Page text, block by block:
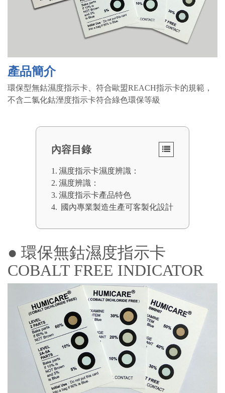
產品簡介
環保型無鈷濕度指示卡、符合歐盟REACH指示卡的規範，
不含二氯化鈷溼度指示卡符合綠色環保等級
內容目錄
濕度指示卡濕度辨識：
濕度辨識：
濕度指示卡產品特色
國內專業製造生產可客製化設計
● 環保無鈷濕度指示卡
COBALT FREE INDICATOR